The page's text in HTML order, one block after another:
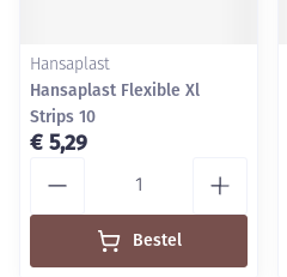
Hansaplast
Hansaplast Flexible Xl
Strips 10
€ 5,29
Bestel